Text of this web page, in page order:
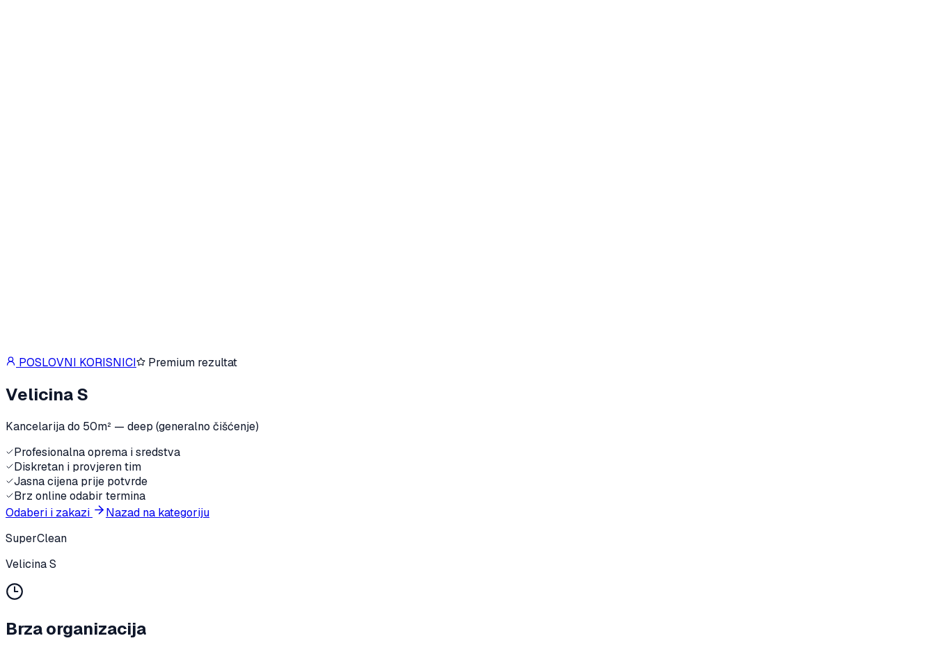
POSLOVNI KORISNICI Premium rezultat
Velicina S
Kancelarija do 50m² — deep (generalno čišćenje)
Profesionalna oprema i sredstva
Diskretan i provjeren tim
Jasna cijena prije potvrde
Brz online odabir termina
Odaberi i zakazi
Nazad na kategoriju
SuperClean
Velicina S
Brza organizacija